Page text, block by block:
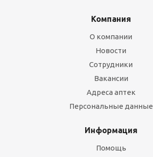
Компания
О компании
Новости
Сотрудники
Вакансии
Адреса аптек
Персональные данные
Информация
Помощь